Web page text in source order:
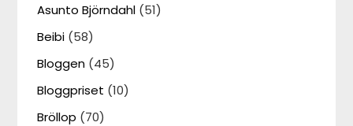
Asunto Björndahl (51)
Beibi (58)
Bloggen (45)
Bloggpriset (10)
Bröllop (70)